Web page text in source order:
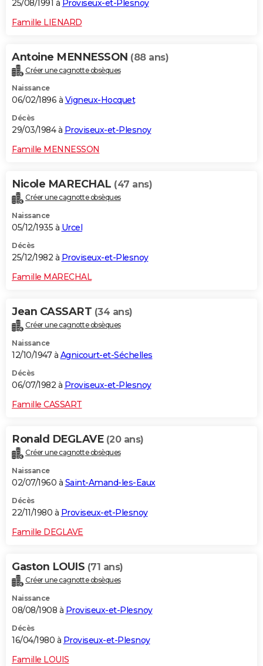
25/08/1991 à Proviseux-et-Plesnoy
Famille LIENARD
Antoine MENNESSON (88 ans)
Créer une cagnotte obsèques
Naissance
06/02/1896 à Vigneux-Hocquet
Décès
29/03/1984 à Proviseux-et-Plesnoy
Famille MENNESSON
Nicole MARECHAL (47 ans)
Créer une cagnotte obsèques
Naissance
05/12/1935 à Urcel
Décès
25/12/1982 à Proviseux-et-Plesnoy
Famille MARECHAL
Jean CASSART (34 ans)
Créer une cagnotte obsèques
Naissance
12/10/1947 à Agnicourt-et-Séchelles
Décès
06/07/1982 à Proviseux-et-Plesnoy
Famille CASSART
Ronald DEGLAVE (20 ans)
Créer une cagnotte obsèques
Naissance
02/07/1960 à Saint-Amand-les-Eaux
Décès
22/11/1980 à Proviseux-et-Plesnoy
Famille DEGLAVE
Gaston LOUIS (71 ans)
Créer une cagnotte obsèques
Naissance
08/08/1908 à Proviseux-et-Plesnoy
Décès
16/04/1980 à Proviseux-et-Plesnoy
Famille LOUIS